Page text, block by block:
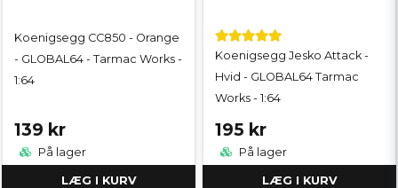
Koenigsegg CC850 - Orange
- GLOBAL64 - Tarmac Works -
1:64
139 kr
På lager
LÆG I KURV
Koenigsegg Jesko Attack -
Hvid - GLOBAL64 Tarmac
Works - 1:64
195 kr
På lager
LÆG I KURV